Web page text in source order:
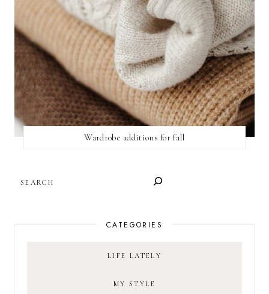
Wardrobe additions for fall
CATEGORIES
LIFE LATELY
MY STYLE